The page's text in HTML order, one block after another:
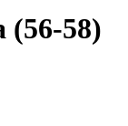
(56-58)